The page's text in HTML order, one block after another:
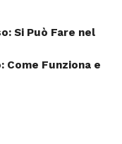
Si Può Fare nel
Funziona e